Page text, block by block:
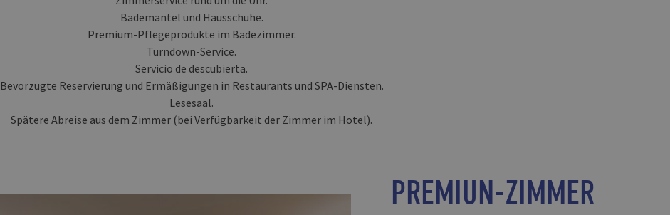
Bademantel und Hausschuhe.
Premium-Pflegeprodukte im Badezimmer.
Turndown-Service.
Servicio de descubierta.
Bevorzugte Reservierung und Ermäßigungen in Restaurants und SPA-Diensten.
Lesesaal.
Spätere Abreise aus dem Zimmer (bei Verfügbarkeit der Zimmer im Hotel).
PREMIUN-ZIMMER